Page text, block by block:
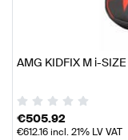
AMG KIDFIX M i-
€505.92
€612.16incl. 21% LV VAT